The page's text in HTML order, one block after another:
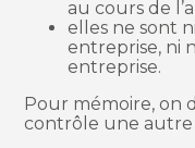
au cours de
elles ne sont
entreprise, ni
entreprise.
Pour mémoire, on
contrôle une autre